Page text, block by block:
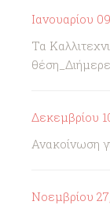
Ιανουαρίου
Τα
Δεκεμβρίου
Ανακοίνωση
Νοεμβρίου